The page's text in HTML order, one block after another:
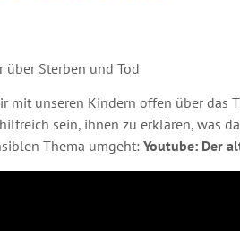
Sterben und Tod
mit unseren Kindern offen über das
sein, ihnen zu erklären, was
Thema umgeht: Youtube: Der